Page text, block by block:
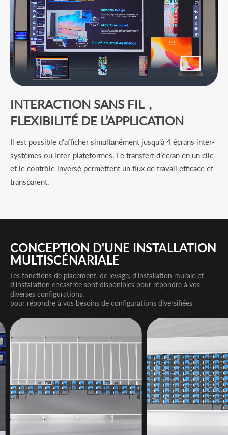
INTERACTION SANS FIL，
FLEXIBILITÉ DE L’APPLICATION
Il est possible d’afficher simultanément jusqu’à 4 écrans inter-
systèmes ou inter-plateformes. Le transfert d’écran en un clic
et le contrôle inversé permettent un flux de travail efficace et
transparent.
CONCEPTION D'UNE INSTALLATION
MULTISCÉNARIALE
Les fonctions de placement, de levage, d'installation murale et
d'installation encastrée sont disponibles pour répondre à vos
diverses configurations.
pour répondre à vos besoins de configurations diversifiées